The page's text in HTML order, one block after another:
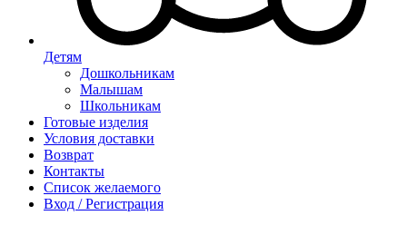
Детям
Дошкольникам
Малышам
Школьникам
Готовые изделия
Условия доставки
Возврат
Контакты
Список желаемого
Вход / Регистрация